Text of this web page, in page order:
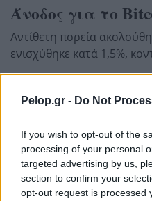
Pelop.gr - Do Not
If you wish to opt-out of the
processing of your personal
targeted advertising by us,
section to confirm your
opt-out request is processed
Άνοδος για το
Αντίθετη πορεία
ενισχύθηκε κατά 1,5%,
60.000 δολαρίων, το
Παρά την ανάκαμψη,
χαμηλότερα από τα
δολαρίων που είχε
Οκτώβριο.